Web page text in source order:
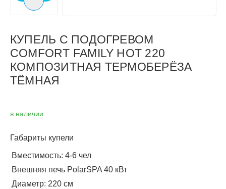
КУПЕЛЬ С ПОДОГРЕВОМ
COMFORT FAMILY HOT 220
КОМПОЗИТНАЯ ТЕРМОБЕРЁЗА
ТЁМНАЯ
в наличии
Габариты купели
Вместимость: 4-6 чел
Внешняя печь PolarSPA 40 кВт
Диаметр: 220 см
Следующий слайд